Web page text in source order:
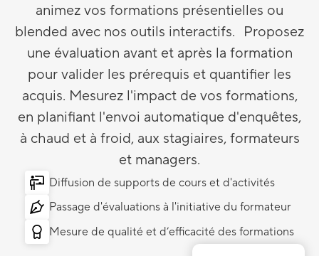
animez vos formations présentielles ou
blended avec nos outils interactifs. Proposez
une évaluation avant et après la formation
pour valider les prérequis et quantifier les
acquis. Mesurez l'impact de vos formations,
en planifiant l'envoi automatique d'enquêtes,
à chaud et à froid, aux stagiaires, formateurs
et managers.
Diffusion de supports de cours et d'activités
Passage d'évaluations à l'initiative du formateur
Mesure de qualité et d’efficacité des formations